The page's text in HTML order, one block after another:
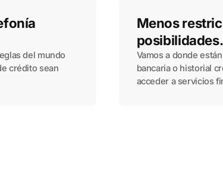
del mundo
crédito sean
Menos
posibilidades.
Vamos a donde
bancaria o historial
acceder a servicios